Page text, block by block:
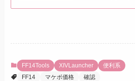
FF14Tools XIVLauncher
便利系
FF14
マケボ価格 確認